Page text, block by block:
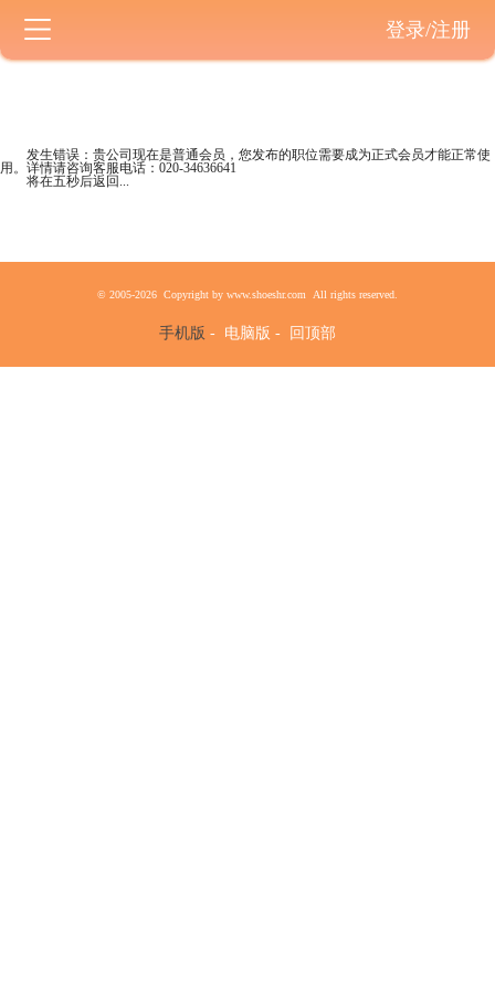
登录/注册
发生错误：贵公司现在是普通会员 ，您发布的职位需要成为正式会员才能正常使
用。详情请咨询客服电话： 020-34636641
将在五秒后返回...
© 2005-2026 Copyright by www.shoeshr.com All rights reserved.
手机版 - 电脑版 - 回顶部